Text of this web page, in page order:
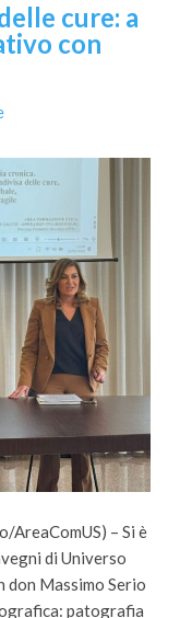
cure: a
con
AreaComUS) – Si è
di Universo
don Massimo Serio
patografia